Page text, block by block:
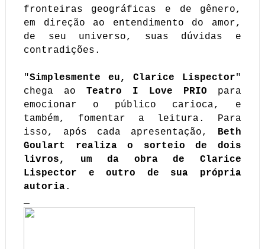
fronteiras geográficas e de gênero,
em direção ao entendimento do amor,
de seu universo, suas dúvidas e
contradições.
"Simplesmente eu, Clarice Lispector"
chega ao Teatro I Love PRIO para
emocionar o público carioca, e
também, fomentar a leitura. Para
isso, após cada apresentação,
Beth
Goulart realiza o sorteio de dois
livros, um da obra de Clarice
Lispector e outro de sua própria
autoria.